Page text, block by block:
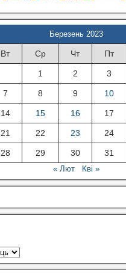
Березень 2023
Вт Ср Чт Пт
1 2 3
7 8 9 10
14 15 16 17
21 22 23 24
28 29 30 31
« Лют Кві »